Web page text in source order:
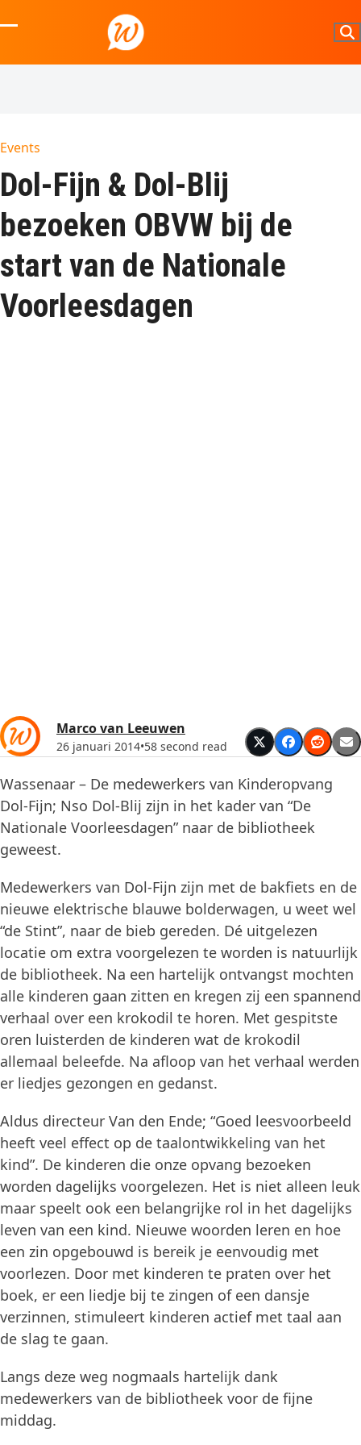
to
mobile
mobile
Events
Dol-Fijn & Dol-Blij
bezoeken OBVW bij de
start van de Nationale
Voorleesdagen
Marco van Leeuwen
26 januari 2014•58 second read
Wassenaar – De medewerkers van Kinderopvang
Dol-Fijn; Nso Dol-Blij zijn in het kader van “De
Nationale Voorleesdagen” naar de bibliotheek
geweest.
Medewerkers van Dol-Fijn zijn met de bakfiets en de
nieuwe elektrische blauwe bolderwagen, u weet wel
“de Stint”, naar de bieb gereden. Dé uitgelezen
locatie om extra voorgelezen te worden is natuurlijk
de bibliotheek. Na een hartelijk ontvangst mochten
alle kinderen gaan zitten en kregen zij een spannend
verhaal over een krokodil te horen. Met gespitste
oren luisterden de kinderen wat de krokodil
allemaal beleefde. Na afloop van het verhaal werden
er liedjes gezongen en gedanst.
Aldus directeur Van den Ende; “Goed leesvoorbeeld
heeft veel effect op de taalontwikkeling van het
kind”. De kinderen die onze opvang bezoeken
worden dagelijks voorgelezen. Het is niet alleen leuk
maar speelt ook een belangrijke rol in het dagelijks
leven van een kind. Nieuwe woorden leren en hoe
een zin opgebouwd is bereik je eenvoudig met
voorlezen. Door met kinderen te praten over het
boek, er een liedje bij te zingen of een dansje
verzinnen, stimuleert kinderen actief met taal aan
de slag te gaan.
Langs deze weg nogmaals hartelijk dank
medewerkers van de bibliotheek voor de fijne
middag.